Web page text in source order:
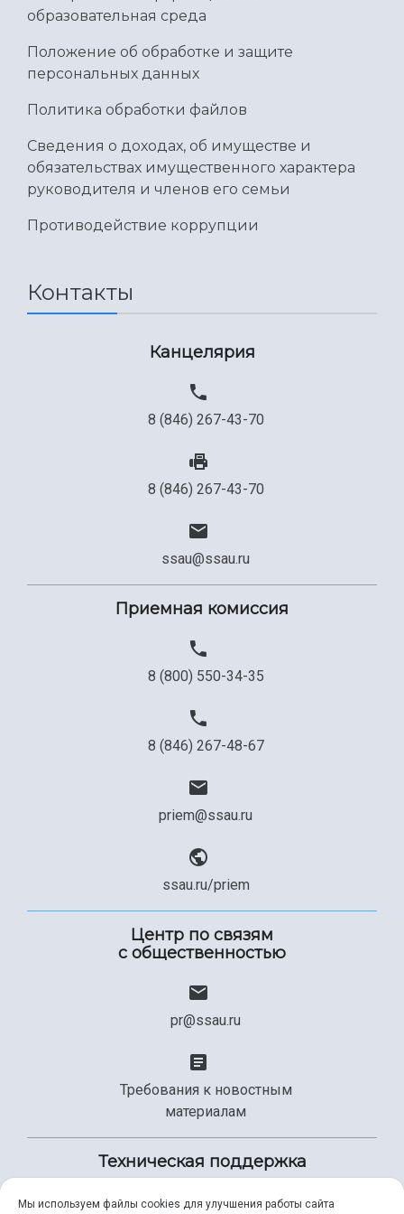
Международный межвузовский кампус
Сведения об образовательной организации
Официальные документы
образовательная среда
Положение об обработке и защите
персональных данных
Политика обработки файлов
Сведения о доходах, об имуществе и
обязательствах имущественного характера
руководителя и членов его семьи
Противодействие коррупции
Контакты
Канцелярия
8 (846) 267-43-70
8 (846) 267-43-70
ssau@ssau.ru
Приемная комиссия
8 (800) 550-34-35
8 (846) 267-48-67
priem@ssau.ru
ssau.ru/priem
Центр по связям
с общественностью
pr@ssau.ru
Требования к новостным
материалам
Техническая поддержка
Мы используем файлы cookies для улучшения работы сайта